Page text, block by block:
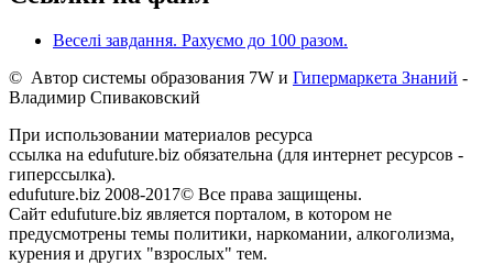
Веселі завдання. Рахуємо до 100 разом.
© Автор системы образования 7W и Гипермаркета Знаний -
Владимир Спиваковский
При использовании материалов ресурса
ссылка на edufuture.biz обязательна (для интернет ресурсов -
гиперссылка).
edufuture.biz 2008-2017© Все права защищены.
Сайт edufuture.biz является порталом, в котором не
предусмотрены темы политики, наркомании, алкоголизма,
курения и других "взрослых" тем.